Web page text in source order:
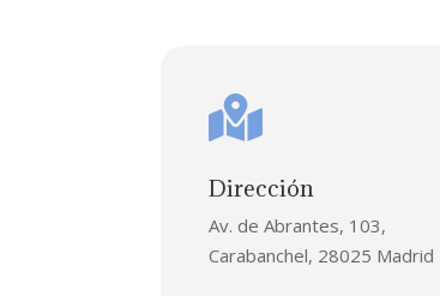

Dirección
Av. de Abrantes, 103,
Carabanchel, 28025 Madrid